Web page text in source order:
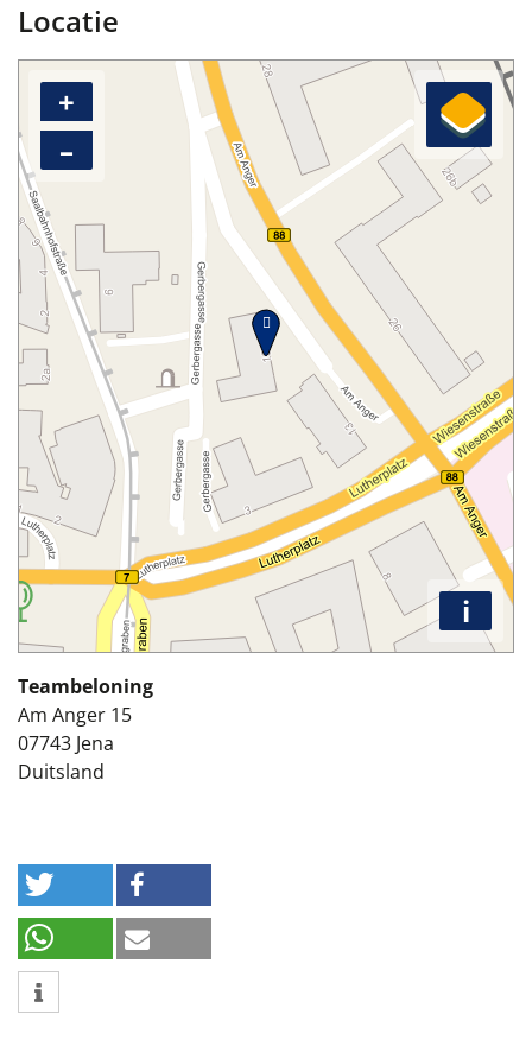
Locatie
+
–
i
Teambeloning
Am Anger 15
07743 Jena
Duitsland